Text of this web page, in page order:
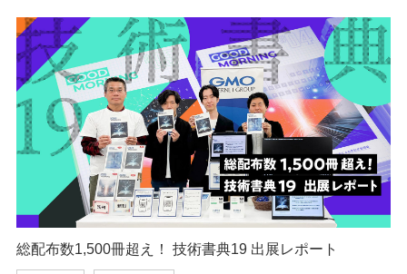
総配布数1,500冊超え！ 技術書典19 出展レポート